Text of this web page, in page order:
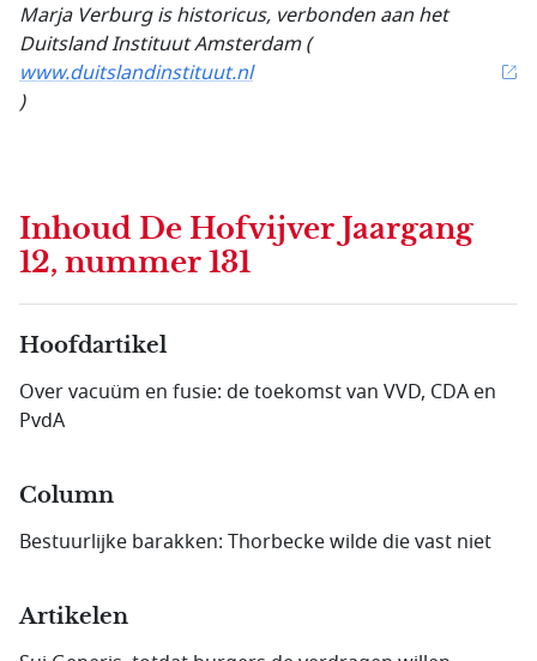
Marja Verburg is historicus, verbonden aan het
Duitsland Instituut Amsterdam (
www.duitslandinstituut.nl
)
Inhoud De Hofvijver Jaargang
12, nummer 131
Hoofdartikel
Over vacuüm en fusie: de toekomst van VVD, CDA en
PvdA
Column
Bestuurlijke barakken: Thorbecke wilde die vast niet
Artikelen